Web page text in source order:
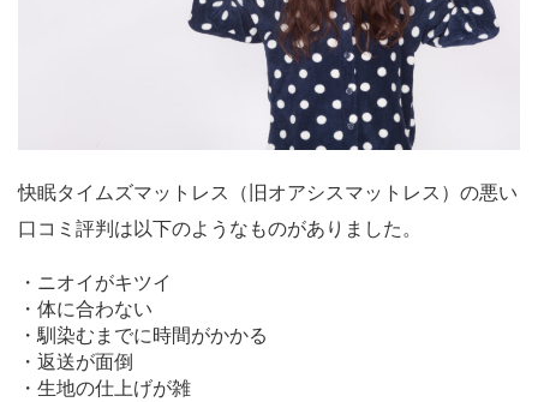
快眠タイムズマットレス（旧オアシスマットレス）の悪い
口コミ評判は以下のようなものがありました。
・ニオイがキツイ
・体に合わない
・馴染むまでに時間がかかる
・返送が面倒
・生地の仕上げが雑